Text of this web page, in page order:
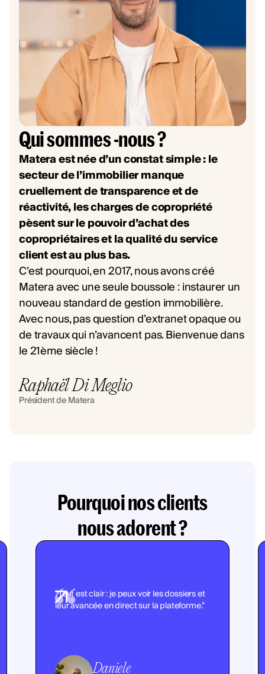
Qui sommes -nous ?
Matera est née d’un constat simple : le
secteur de l’immobilier manque
cruellement de transparence et de
réactivité, les charges de copropriété
pèsent sur le pouvoir d’achat des
copropriétaires et la qualité du service
client est au plus bas.
C’est pourquoi, en 2017, nous avons créé
Matera avec une seule boussole : instaurer un
nouveau standard de gestion immobilière.
Avec nous, pas question d’extranet opaque ou
de travaux qui n’avancent pas. Bienvenue dans
le 21ème siècle !
Raphaël Di Meglio
Président de Matera
Pourquoi nos clients
nous adorent ?
"Tout est clair : je peux voir les dossiers et
leur avancée en direct sur la plateforme."
Daniele